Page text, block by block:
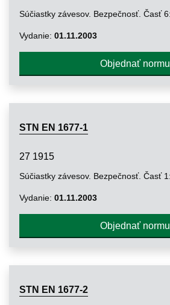
Vydanie: 01.11.2003
Objednať normu
STN EN 1677-1
27 1915
Vydanie: 01.11.2003
Objednať normu
STN EN 1677-2